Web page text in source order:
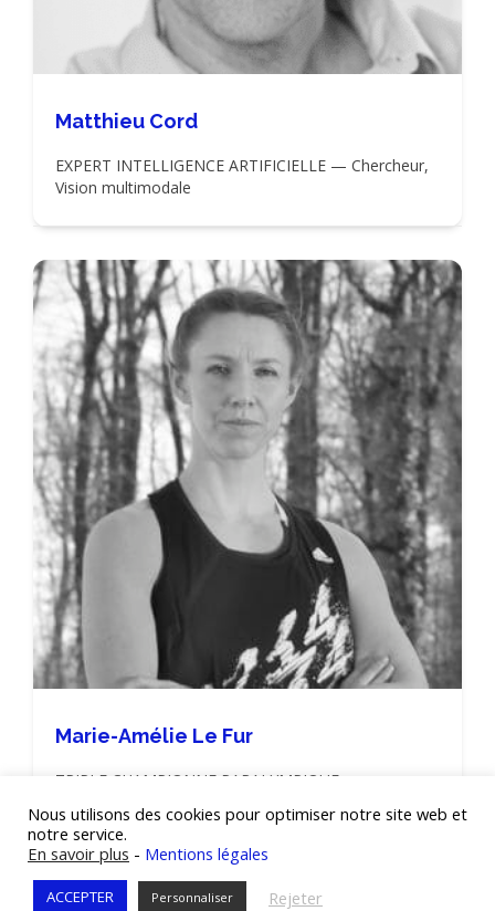
Matthieu Cord
EXPERT INTELLIGENCE ARTIFICIELLE — Chercheur,
Vision multimodale
Marie-Amélie Le Fur
TRIPLE CHAMPIONNE PARALYMPIQUE —
français
Nous utilisons des cookies pour optimiser notre site web et
notre service.
En savoir plus - Mentions légales
ACCEPTER Personnaliser Rejeter